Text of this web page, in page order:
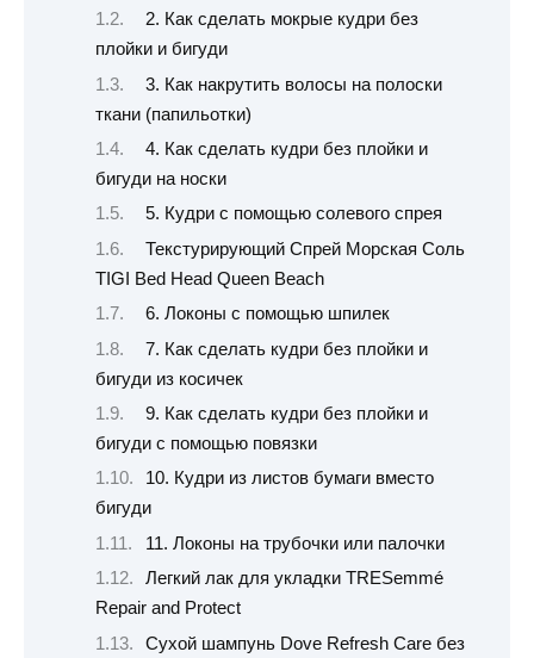
2. Как сделать мокрые кудри без
плойки и бигуди
3. Как накрутить волосы на полоски
ткани (папильотки)
4. Как сделать кудри без плойки и
бигуди на носки
5. Кудри с помощью солевого спрея
Текстурирующий Спрей Морская Соль
TIGI Bed Head Queen Beach
6. Локоны с помощью шпилек
7. Как сделать кудри без плойки и
бигуди из косичек
9. Как сделать кудри без плойки и
бигуди с помощью повязки
10. Кудри из листов бумаги вместо
бигуди
11. Локоны на трубочки или палочки
Легкий лак для укладки TRESemmé
Repair and Protect
Сухой шампунь Dove Refresh Care без